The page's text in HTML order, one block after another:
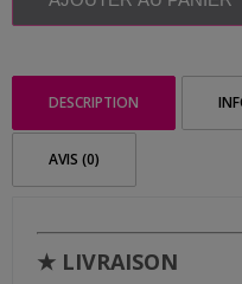
DESCRIPTION
AVIS (0)
★ LIVRAISON